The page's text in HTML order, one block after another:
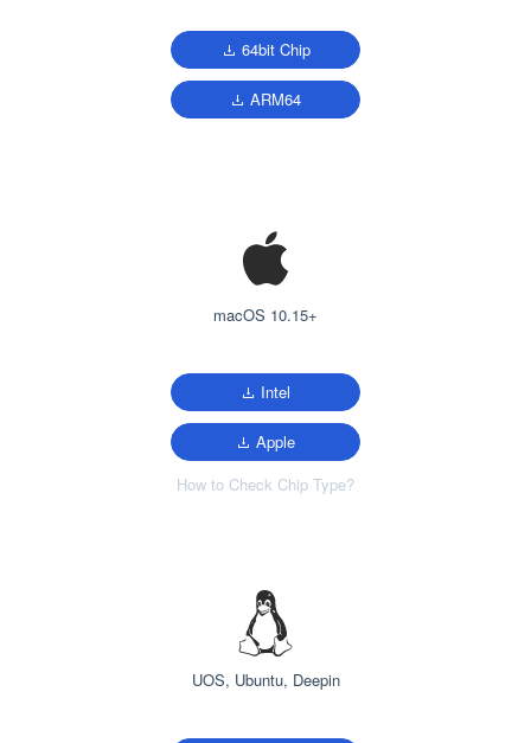
64bit Chip
ARM64
macOS 10.15+
Intel
Apple
How to Check Chip Type?
UOS, Ubuntu, Deepin